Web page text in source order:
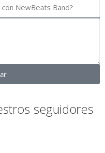
seguidores